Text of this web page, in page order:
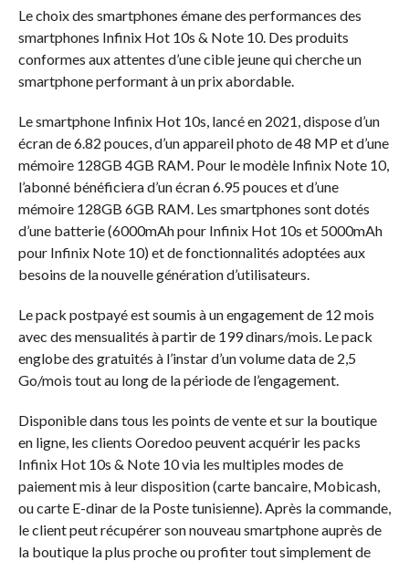
Le choix des smartphones émane des performances des
smartphones Infinix Hot 10s & Note 10. Des produits
conformes aux attentes d’une cible jeune qui cherche un
smartphone performant à un prix abordable.
Le smartphone Infinix Hot 10s, lancé en 2021, dispose d’un
écran de 6.82 pouces, d’un appareil photo de 48 MP et d’une
mémoire 128GB 4GB RAM. Pour le modèle Infinix Note 10,
l’abonné bénéficiera d’un écran 6.95 pouces et d’une
mémoire 128GB 6GB RAM. Les smartphones sont dotés
d’une batterie (6000mAh pour Infinix Hot 10s et 5000mAh
pour Infinix Note 10) et de fonctionnalités adoptées aux
besoins de la nouvelle génération d’utilisateurs.
Le pack postpayé est soumis à un engagement de 12 mois
avec des mensualités à partir de 199 dinars/mois. Le pack
englobe des gratuités à l’instar d’un volume data de 2,5
Go/mois tout au long de la période de l’engagement.
Disponible dans tous les points de vente et sur la boutique
en ligne, les clients Ooredoo peuvent acquérir les packs
Infinix Hot 10s & Note 10 via les multiples modes de
paiement mis à leur disposition (carte bancaire, Mobicash,
ou carte E-dinar de la Poste tunisienne). Après la commande,
le client peut récupérer son nouveau smartphone auprès de
la boutique la plus proche ou profiter tout simplement de